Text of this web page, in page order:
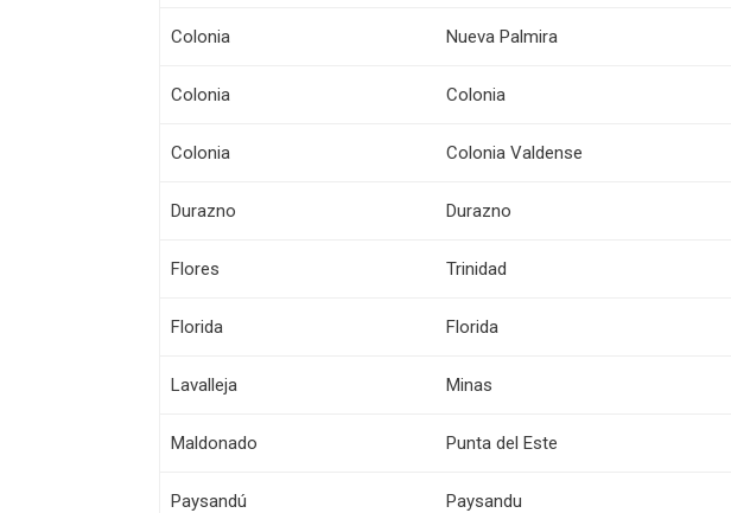
Colonia Nueva Palmira
Colonia Colonia
Colonia Colonia Valdense
Durazno Durazno
Flores Trinidad
Florida Florida
Lavalleja Minas
Maldonado Punta del Este
Paysandú Paysandu